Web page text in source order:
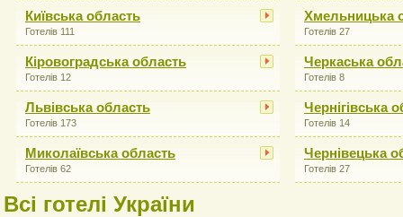
Київська область
Готелів 111
Кіровоградська область
Готелів 12
Львівська область
Готелів 173
Миколаївська область
Готелів 62
Хмельницька
Готелів 27
Черкаська
Готелів 8
Чернігівська
Готелів 14
Чернівецька
Готелів 27
Всі готелі України